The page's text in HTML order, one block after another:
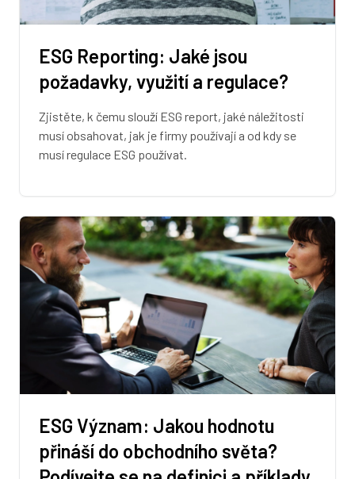
ESG Reporting: Jaké jsou
požadavky, využití a regulace?
Zjistěte, k čemu slouží ESG report, jaké náležitosti
musí obsahovat, jak je firmy používají a od kdy se
musí regulace ESG používat.
ESG Význam: Jakou hodnotu
přináší do obchodního světa?